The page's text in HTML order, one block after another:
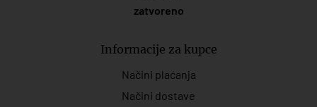
zatvoreno
Informacije za kupce
Načini plaćanja
Načini dostave